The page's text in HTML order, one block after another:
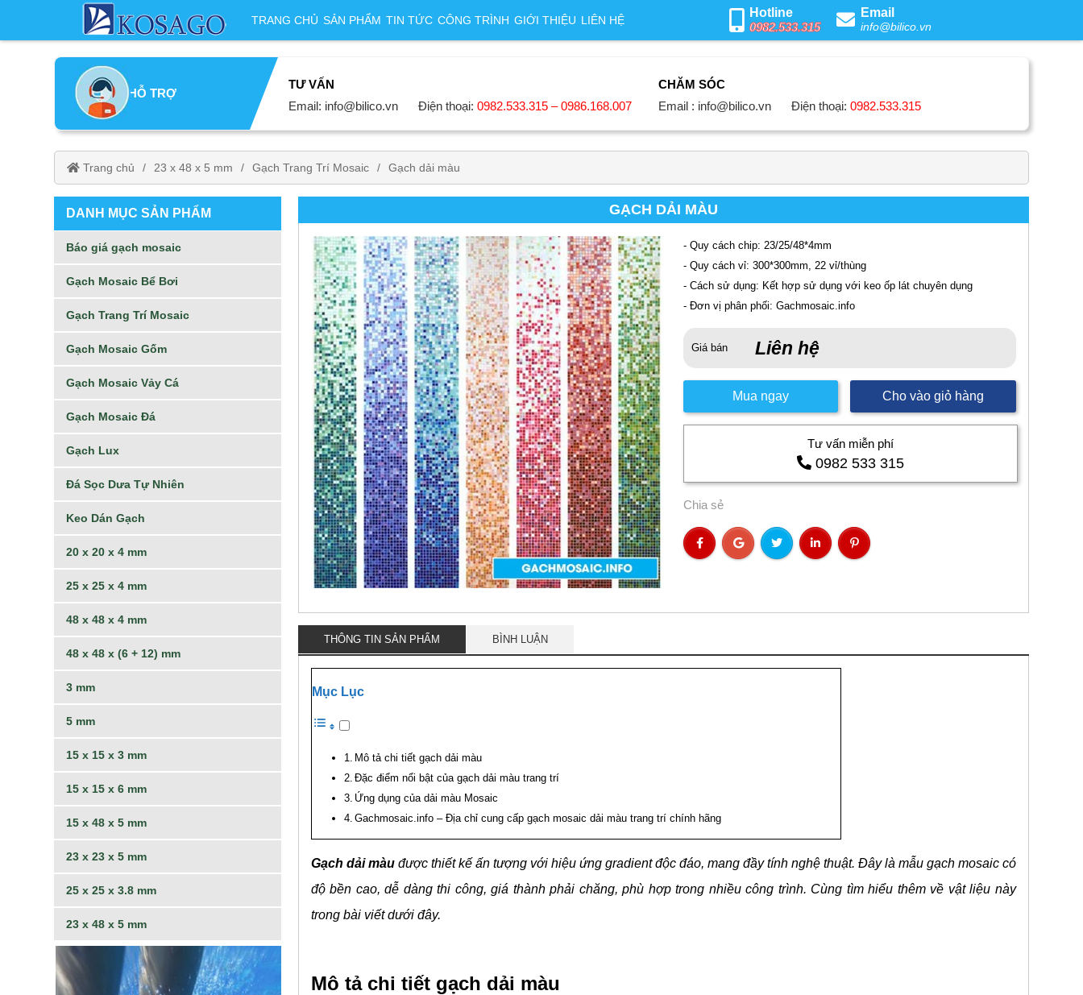
TRANG CHỦ SẢN PHẨM TIN TỨC CÔNG TRÌNH GIỚI THIỆU LIÊN HỆ
Hotline
0982.533.315
Email
info@bilico.vn
HỖ TRỢ
TƯ VẤN
Email: info@bilico.vn
Điện thoại:0982.533.315 – 0986.168.007
CHĂM SÓC
Email : info@bilico.vn
Điện thoại: 0982.533.315
Trang chủ 23 x 48 x 5 mm Gạch Trang Trí Mosaic Gạch dải màu
GẠCH DẢI MÀU
- Quy cách chip: 23/25/48*4mm
- Quy cách vỉ: 300*300mm, 22 vỉ/thùng
- Cách sử dụng: Kết hợp sử dụng với keo ốp lát chuyên dụng
- Đơn vị phân phối: Gachmosaic.info
Giá bán Liên hệ
Mua ngay Cho vào giỏ hàng
Tư vấn miễn phí
0982 533 315
Chia sẻ
THÔNG TIN SẢN PHẨM BÌNH LUẬN
Mục Lục
Mô tả chi tiết gạch dải màu
Đặc điểm nổi bật của gạch dải màu trang trí
Ứng dụng của dải màu Mosaic
Gachmosaic.info – Địa chỉ cung cấp gạch mosaic dải màu trang trí chính hãng
Gạch dải màu được thiết kế ấn tượng với hiệu ứng gradient độc đáo, mang đầy tính nghệ thuật. Đây là mẫu gạch mosaic có
độ bền cao, dễ dàng thi công, giá thành phải chăng, phù hợp trong nhiều công trình. Cùng tìm hiểu thêm về vật liệu này
trong bài viết dưới đây.
Mô tả chi tiết gạch dải màu
DANH MỤC SẢN PHẨM
Báo giá gạch mosaic
Gạch Mosaic Bể Bơi
Gạch Trang Trí Mosaic
Gạch Mosaic Gốm
Gạch Mosaic Vảy Cá
Gạch Mosaic Đá
Gạch Lux
Đá Sọc Dưa Tự Nhiên
Keo Dán Gạch
20 x 20 x 4 mm
25 x 25 x 4 mm
48 x 48 x 4 mm
48 x 48 x (6 + 12) mm
3 mm
5 mm
15 x 15 x 3 mm
15 x 15 x 6 mm
15 x 48 x 5 mm
23 x 23 x 5 mm
25 x 25 x 3.8 mm
23 x 48 x 5 mm